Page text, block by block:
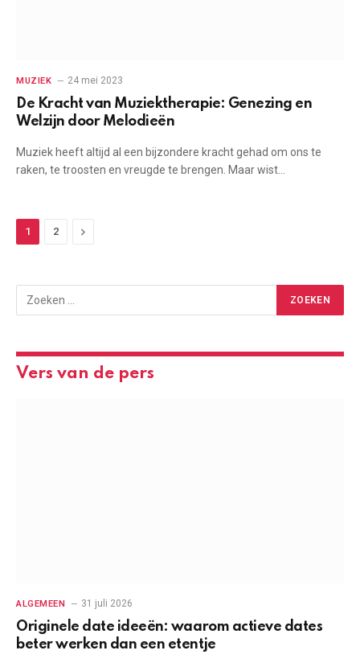
MUZIEK 24 mei 2023
De Kracht van Muziektherapie: Genezing en
Welzijn door Melodieën
Muziek heeft altijd al een bijzondere kracht gehad om ons te
raken, te troosten en vreugde te brengen. Maar wist…
1 2 Next
Vers van de pers
ALGEMEEN 31 juli 2026
Originele date ideeën: waarom actieve dates
beter werken dan een etentje